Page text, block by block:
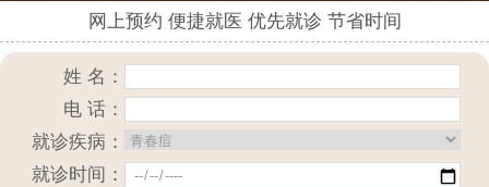
网上预约 便捷就医 优先就诊 节省时间
姓 名：
电 话：
就诊疾病：
就诊时间：